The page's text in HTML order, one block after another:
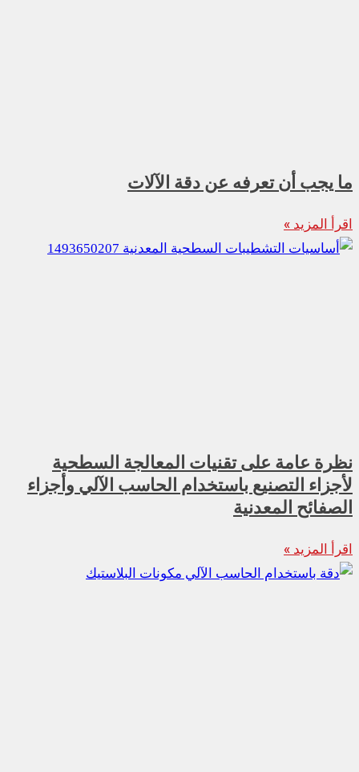
ما يجب أن تعرفه عن دقة الآلات
اقرأ المزيد »
نظرة عامة على تقنيات المعالجة السطحية
لأجزاء التصنيع باستخدام الحاسب الآلي وأجزاء
الصفائح المعدنية
اقرأ المزيد »